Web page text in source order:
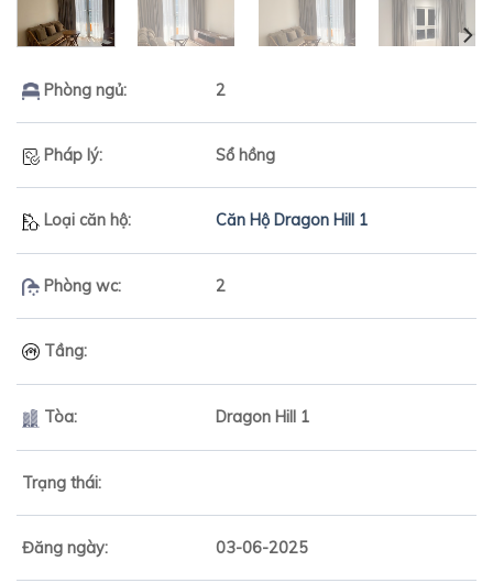
Phòng ngủ: 2
Pháp lý: Sổ hồng
Loại căn hộ: Căn Hộ Dragon Hill 1
Phòng wc: 2
Tầng:
Tòa: Dragon Hill 1
Trạng thái:
Đăng ngày: 03-06-2025